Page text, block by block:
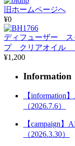
旧ホームページへ
¥0
ディフューザー ス
プ クリアオイル
¥1,200
Information
【information
（2026.7.6）
【campaign
（2026.3.30）